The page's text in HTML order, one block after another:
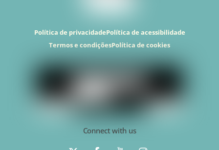
Política de privacidadePolítica de acessibilidade
Termos e condiçõesPolítica de cookies
Connect with us